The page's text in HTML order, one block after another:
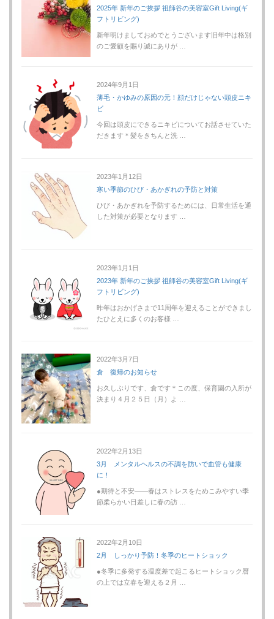
2025年 新年のご挨拶 祖師谷の美容室Gift Living(ギ
フトリビング)
新年明けましておめでとうございます旧年中は格別
のご愛顧を賜り誠にありが …
2024年9月1日
薄毛・かゆみの原因の元！顔だけじゃない頭皮ニキ
ビ
今回は頭皮にできるニキビについてお話させていた
だきます＊髪をきちんと洗 …
2023年1月12日
寒い季節のひび・あかぎれの予防と対策
ひび・あかぎれを予防するためには、日常生活を通
した対策が必要となります …
2023年1月1日
2023年 新年のご挨拶 祖師谷の美容室Gift Living(ギ
フトリビング)
昨年はおかげさまで11周年を迎えることができまし
たひとえに多くのお客様 …
2022年3月7日
倉 復帰のお知らせ
お久しぶりです、倉です＊この度、保育園の入所が
決まり４月２５日（月）よ …
2022年2月13日
3月 メンタルヘルスの不調を防いで血管も健康
に！
●期待と不安――春はストレスをためこみやすい季
節柔らかい日差しに春の訪 …
2022年2月10日
2月 しっかり予防！冬季のヒートショック
●冬季に多発する温度差で起こるヒートショック暦
の上では立春を迎える２月 …